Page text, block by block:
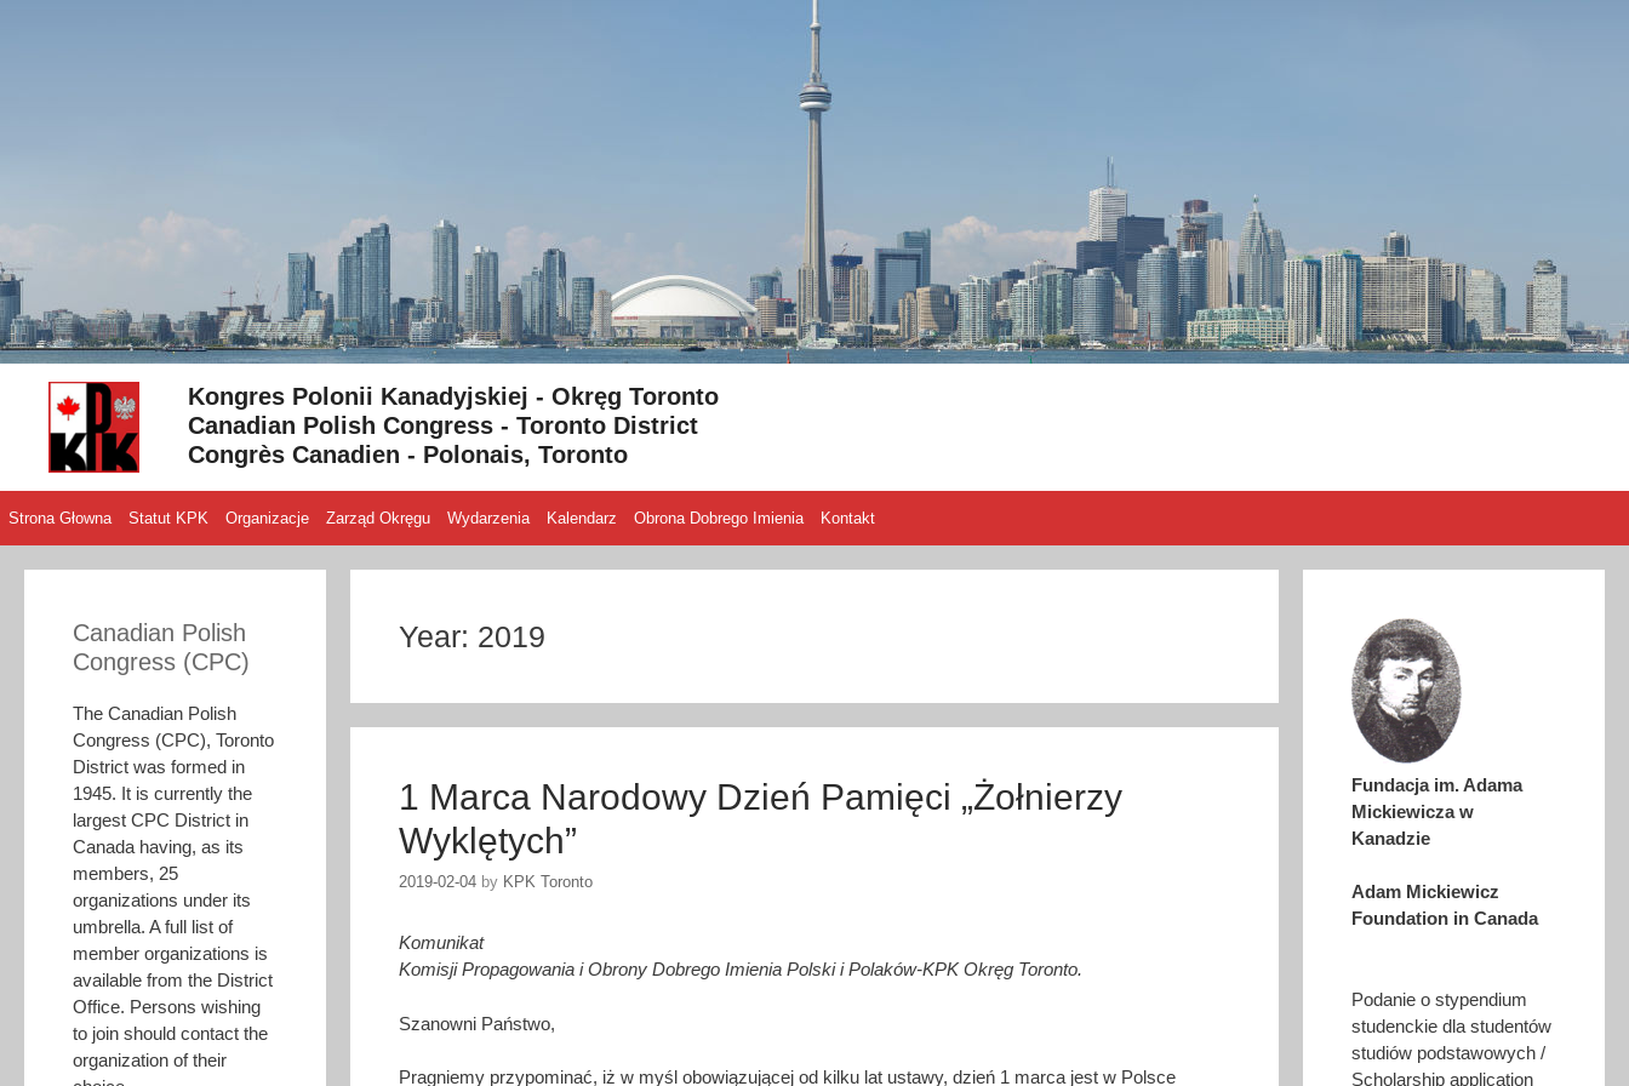
Kongres Polonii Kanadyjskiej - Okręg Toronto
Canadian Polish Congress - Toronto District
Congrès Canadien - Polonais, Toronto
Strona Głowna Statut KPK Organizacje Zarząd Okręgu Wydarzenia Kalendarz Obrona Dobrego Imienia Kontakt
Year: 2019
1 Marca Narodowy Dzień Pamięci „Żołnierzy
Wyklętych”
2019-02-04 by KPK Toronto
Komunikat
Komisji Propagowania i Obrony Dobrego Imienia Polski i Polaków-KPK Okręg Toronto.
Szanowni Państwo,
Pragniemy przypominać, iż w myśl obowiązującej od kilku lat ustawy, dzień 1 marca jest w Polsce
Canadian Polish
Congress (CPC)
The Canadian Polish
Congress (CPC), Toronto
District was formed in
1945. It is currently the
largest CPC District in
Canada having, as its
members, 25
organizations under its
umbrella. A full list of
member organizations is
available from the District
Office. Persons wishing
to join should contact the
organization of their
Fundacja im. Adama
Mickiewicza w
Kanadzie
Adam Mickiewicz
Foundation in Canada
Podanie o stypendium
studenckie dla studentów
studiów podstawowych /
Scholarship application